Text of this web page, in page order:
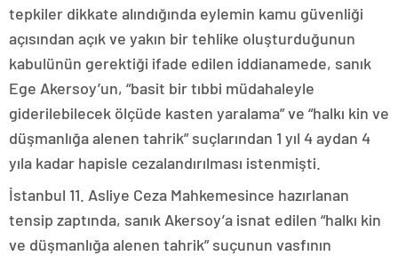
tepkiler dikkate alındığında eylemin kamu güvenliği
açısından açık ve yakın bir tehlike oluşturduğunun
kabulünün gerektiği ifade edilen iddianamede, sanık
Ege Akersoy’un, “basit bir tıbbi müdahaleyle
giderilebilecek ölçüde kasten yaralama” ve “halkı kin ve
düşmanlığa alenen tahrik” suçlarından 1 yıl 4 aydan 4
yıla kadar hapisle cezalandırılması istenmişti.
İstanbul 11. Asliye Ceza Mahkemesince hazırlanan
tensip zaptında, sanık Akersoy’a isnat edilen “halkı kin
ve düşmanlığa alenen tahrik” suçunun vasfının